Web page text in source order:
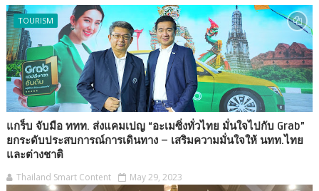
TOURISM
แกร็บ จับมือ ททท. ส่งแคมเปญ “อะเมซิ่งทั่วไทย มั่นใจไปกับ Grab”
ยกระดับประสบการณ์การเดินทาง – เสริมความมั่นใจให้ นทท.ไทย
และต่างชาติ
Thailand Smart Content May 29, 2023